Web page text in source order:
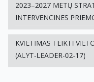
2023–2027 METŲ
INTERVENCINES
KVIETIMAS TEIKTI
(ALYT-LEADER-02-17)